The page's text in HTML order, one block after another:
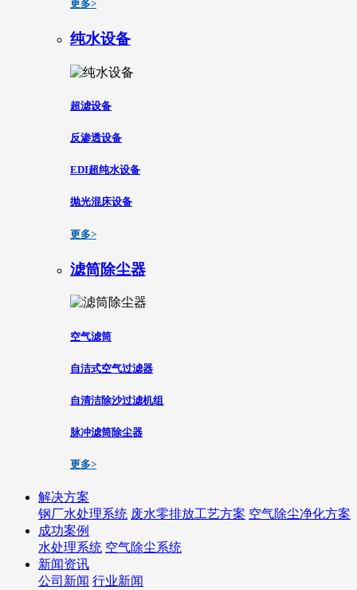
更多>
纯水设备
超滤设备
反渗透设备
EDI超纯水设备
抛光混床设备
更多>
滤筒除尘器
空气滤筒
自洁式空气过滤器
自清洁除沙过滤机组
脉冲滤筒除尘器
更多>
解决方案
钢厂水处理系统 废水零排放工艺方案 空气除尘净化方案
成功案例
水处理系统 空气除尘系统
新闻资讯
公司新闻 行业新闻